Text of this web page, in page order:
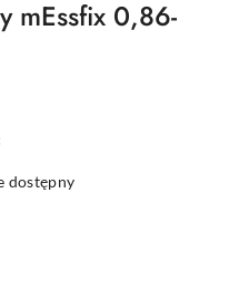
mEssfix 0,86-
dostępny